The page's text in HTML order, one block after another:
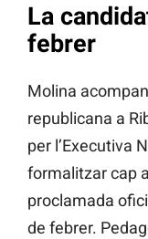
La
febrer
Molina
republicana a
per l’Executiva
formalitzar cap
proclamada
de febrer.